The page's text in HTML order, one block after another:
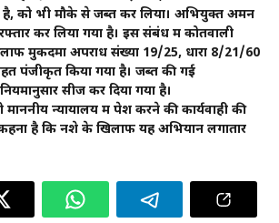
है, को भी मौके से जब्त कर लिया। अभियुक्त अमन
कर लिया गया है। इस संबंध में कोतवाली
मुकदमा अपराध संख्या 19/25, धारा 8/21/60
पंजीकृत किया गया है। जब्त की गई
सीज कर दिया गया है।
न्यायालय में पेश करने की कार्यवाही की
है कि नशे के खिलाफ यह अभियान लगातार